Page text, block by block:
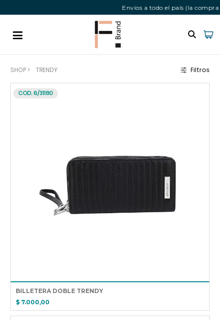
Envíos a todo el país (la compra
TRENDY
>
SHOP Filtros
COD. 6/31180
BILLETERA DOBLE TRENDY
$ 7.000,00